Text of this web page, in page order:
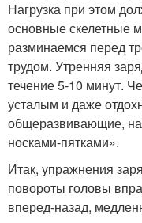
Нагрузка при этом
основные
разминаемся перед
трудом. Утренняя
течение 5-10 минут.
усталым и даже
общеразвивающие,
носками-пятками».
Итак, упражнения
повороты головы
вперед-назад,